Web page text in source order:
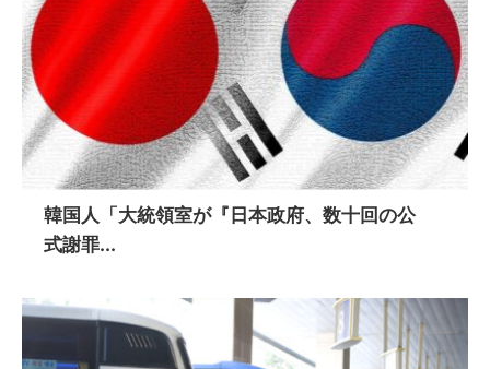
韓国人「大統領室が『日本政府、数十回の公
式謝罪...